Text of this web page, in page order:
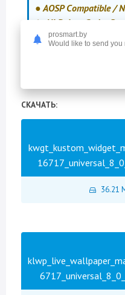
● AOSP Compatible /
✄ All Debug Codes
➡ Languages: Full
СКАЧАТЬ:
36.21
prosmart.by
Would like to send you